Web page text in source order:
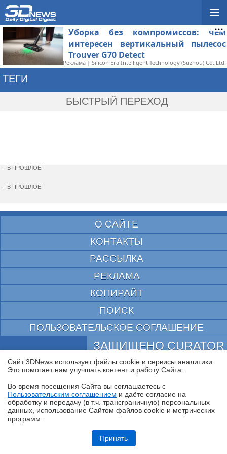
Ryzen и двухранговая DDR5: проверяем комплект G.Skill Trident Z5
Уборка без компромиссов: чем
интересен вертикальный пылесос
Trouver G70 Detect
Реклама | Silicon Era Intelligent Technology (Suzhou) Co.,Ltd.
ТЕГИ
БЫСТРЫЙ ПЕРЕХОД
← В ПРОШЛОЕ
← В ПРОШЛОЕ
О САЙТЕ
КОНТАКТЫ
РАССЫЛКА
РЕКЛАМА
КОПИРАЙТ
ПОИСК
ПОЛЬЗОВАТЕЛЬСКОЕ СОГЛАШЕНИЕ
ЗАЩИЩЕНО CURATOR
© 1997—2026 Электронное периодическое издание "3ДНьюс" | Свидетельство о
регистрации СМИ Эл ФС 77-22224
массовых коммуникаций и охране культурного наследия
При цитировании документа ссылка на сайт с указанием автора обязательна. Полное
заимствование документа является нарушением
российского и международного законодательства и возможно только с согласия
редакции 3DNews.
Сайт 3DNews использует файлы cookie и сервисы аналитики.
Это помогает нам улучшать контент и работу Cайта.
Во время посещения Cайта вы соглашаетесь с
Пользовательским соглашением и даёте согласие на
обработку и передачу (в т.ч. трансграничную) персональных
данных, использование Cайтом файлов cookie и метрических
программ.
Принять